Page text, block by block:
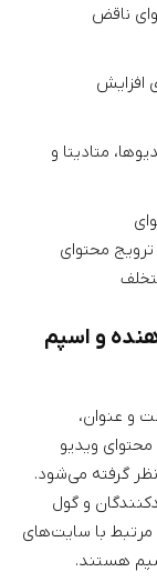
ناقض
افزایش
متادیتا و
محتوای
و اسپم
و عنوان،
ویدیو
گرفته می‌شود.
و گول
مرتبط با سایت‌های
هستند.